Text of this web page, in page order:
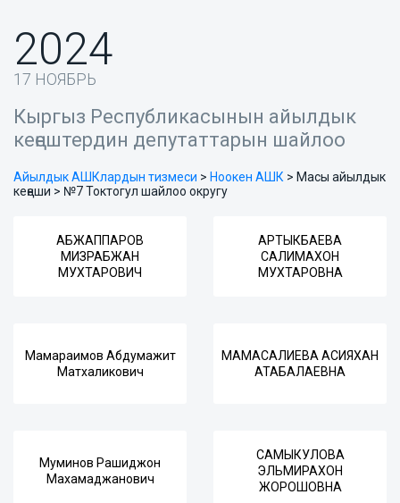
2024
17 НОЯБРЬ
Кыргыз Республикасынын айылдык
кеңештердин депутаттарын шайлоо
Айылдык АШКлардын тизмеси > Ноокен АШК > Масы айылдык
кеңеши > №7 Токтогул шайлоо округу
АБЖАППАРОВ
МИЗРАБЖАН
МУХТАРОВИЧ
АРТЫКБАЕВА
САЛИМАХОН
МУХТАРОВНА
Мамараимов Абдумажит
Матхаликович
МАМАСАЛИЕВА АСИЯХАН
АТАБАЛАЕВНА
Муминов Рашиджон
Махамаджанович
САМЫКУЛОВА
ЭЛЬМИРАХОН
ЖОРОШОВНА